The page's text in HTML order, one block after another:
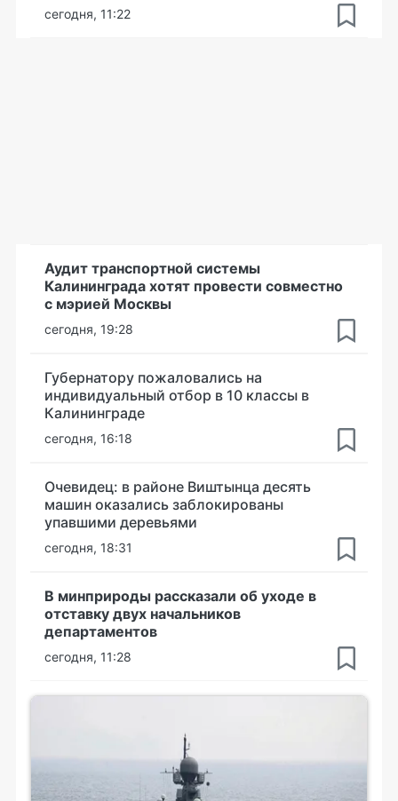
сегодня, 11:22
Аудит транспортной системы
Калининграда хотят провести совместно
с мэрией Москвы
сегодня, 19:28
Губернатору пожаловались на
индивидуальный отбор в 10 классы в
Калининграде
сегодня, 16:18
Очевидец: в районе Виштынца десять
машин оказались заблокированы
упавшими деревьями
сегодня, 18:31
В минприроды рассказали об уходе в
отставку двух начальников
департаментов
сегодня, 11:28